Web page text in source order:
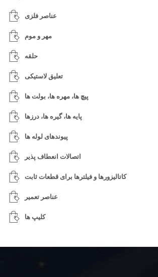
عناصر فلزی
مهر و موم
حلقه
تعلیق لاستیکی
پیچ ها، مهره ها، بولت ها
پایه ها، گیره ها، درزها
پیوندهای لوله ها
اتصالات انعطاف پذیر
کاتالیزورها و فیلترها برای قطعات ثابت
عناصر تعمیر
کلیپ ها